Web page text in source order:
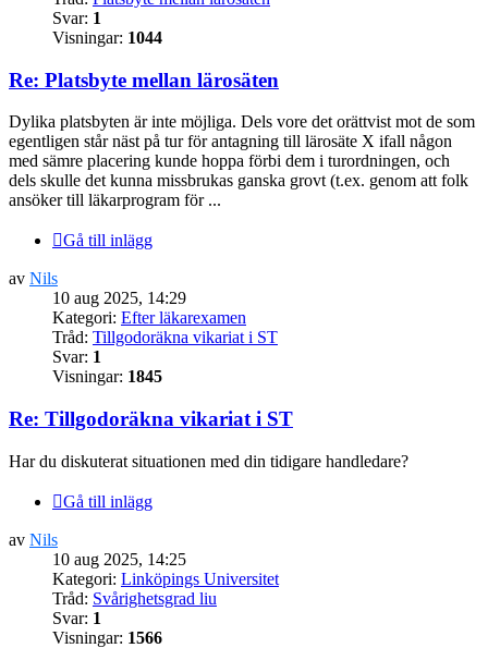
Svar: 1
Visningar: 1044
Re: Platsbyte mellan lärosäten
Dylika platsbyten är inte möjliga. Dels vore det orättvist mot de som
egentligen står näst på tur för antagning till lärosäte X ifall någon
med sämre placering kunde hoppa förbi dem i turordningen, och
dels skulle det kunna missbrukas ganska grovt (t.ex. genom att folk
ansöker till läkarprogram för ...
Gå till inlägg
av Nils
10 aug 2025, 14:29
Kategori: Efter läkarexamen
Tråd: Tillgodoräkna vikariat i ST
Svar: 1
Visningar: 1845
Re: Tillgodoräkna vikariat i ST
Har du diskuterat situationen med din tidigare handledare?
Gå till inlägg
av Nils
10 aug 2025, 14:25
Kategori: Linköpings Universitet
Tråd: Svårighetsgrad liu
Svar: 1
Visningar: 1566